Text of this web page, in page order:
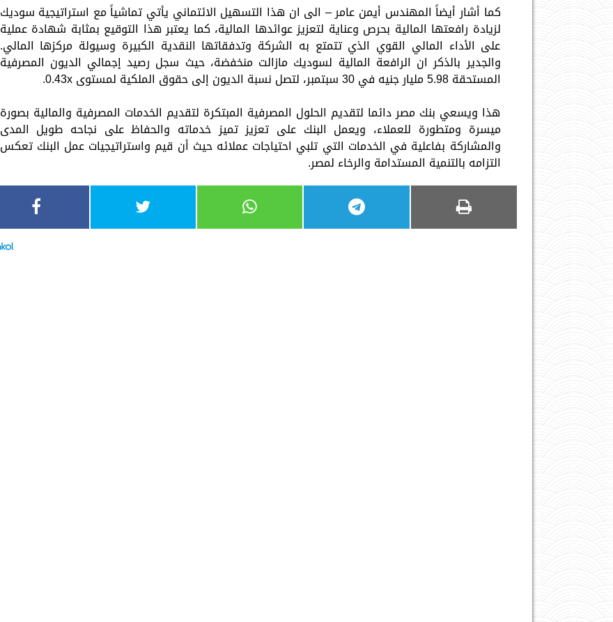
كما أشار أيضاً المهندس أيمن عامر – الى ان هذا التسهيل الائتماني يأتي تماشياً مع استراتيجية سوديك
لزيادة رافعتها المالية بحرص وعناية لتعزيز عوائدها المالية، كما يعتبر هذا التوقيع بمثابة شهادة عملية
على الأداء المالي القوي الذي تتمتع به الشركة وتدفقاتها النقدية الكبيرة وسيولة مركزها المالي.
والجدير بالذكر ان الرافعة المالية لسوديك مازالت منخفضة، حيث سجل رصيد إجمالي الديون المصرفية
المستحقة 5.98 مليار جنيه في 30 سبتمبر، لتصل نسبة الديون إلى حقوق الملكية لمستوى 0.43x.
هذا ويسعي بنك مصر دائما لتقديم الحلول المصرفية المبتكرة لتقديم الخدمات المصرفية والمالية بصورة
ميسرة ومتطورة للعملاء، ويعمل البنك على تعزيز تميز خدماته والحفاظ على نجاحه طويل المدى
والمشاركة بفاعلية في الخدمات التي تلبي احتياجات عملائه حيث أن قيم واستراتيجيات عمل البنك تعكس
التزامه بالتنمية المستدامة والرخاء لمصر.